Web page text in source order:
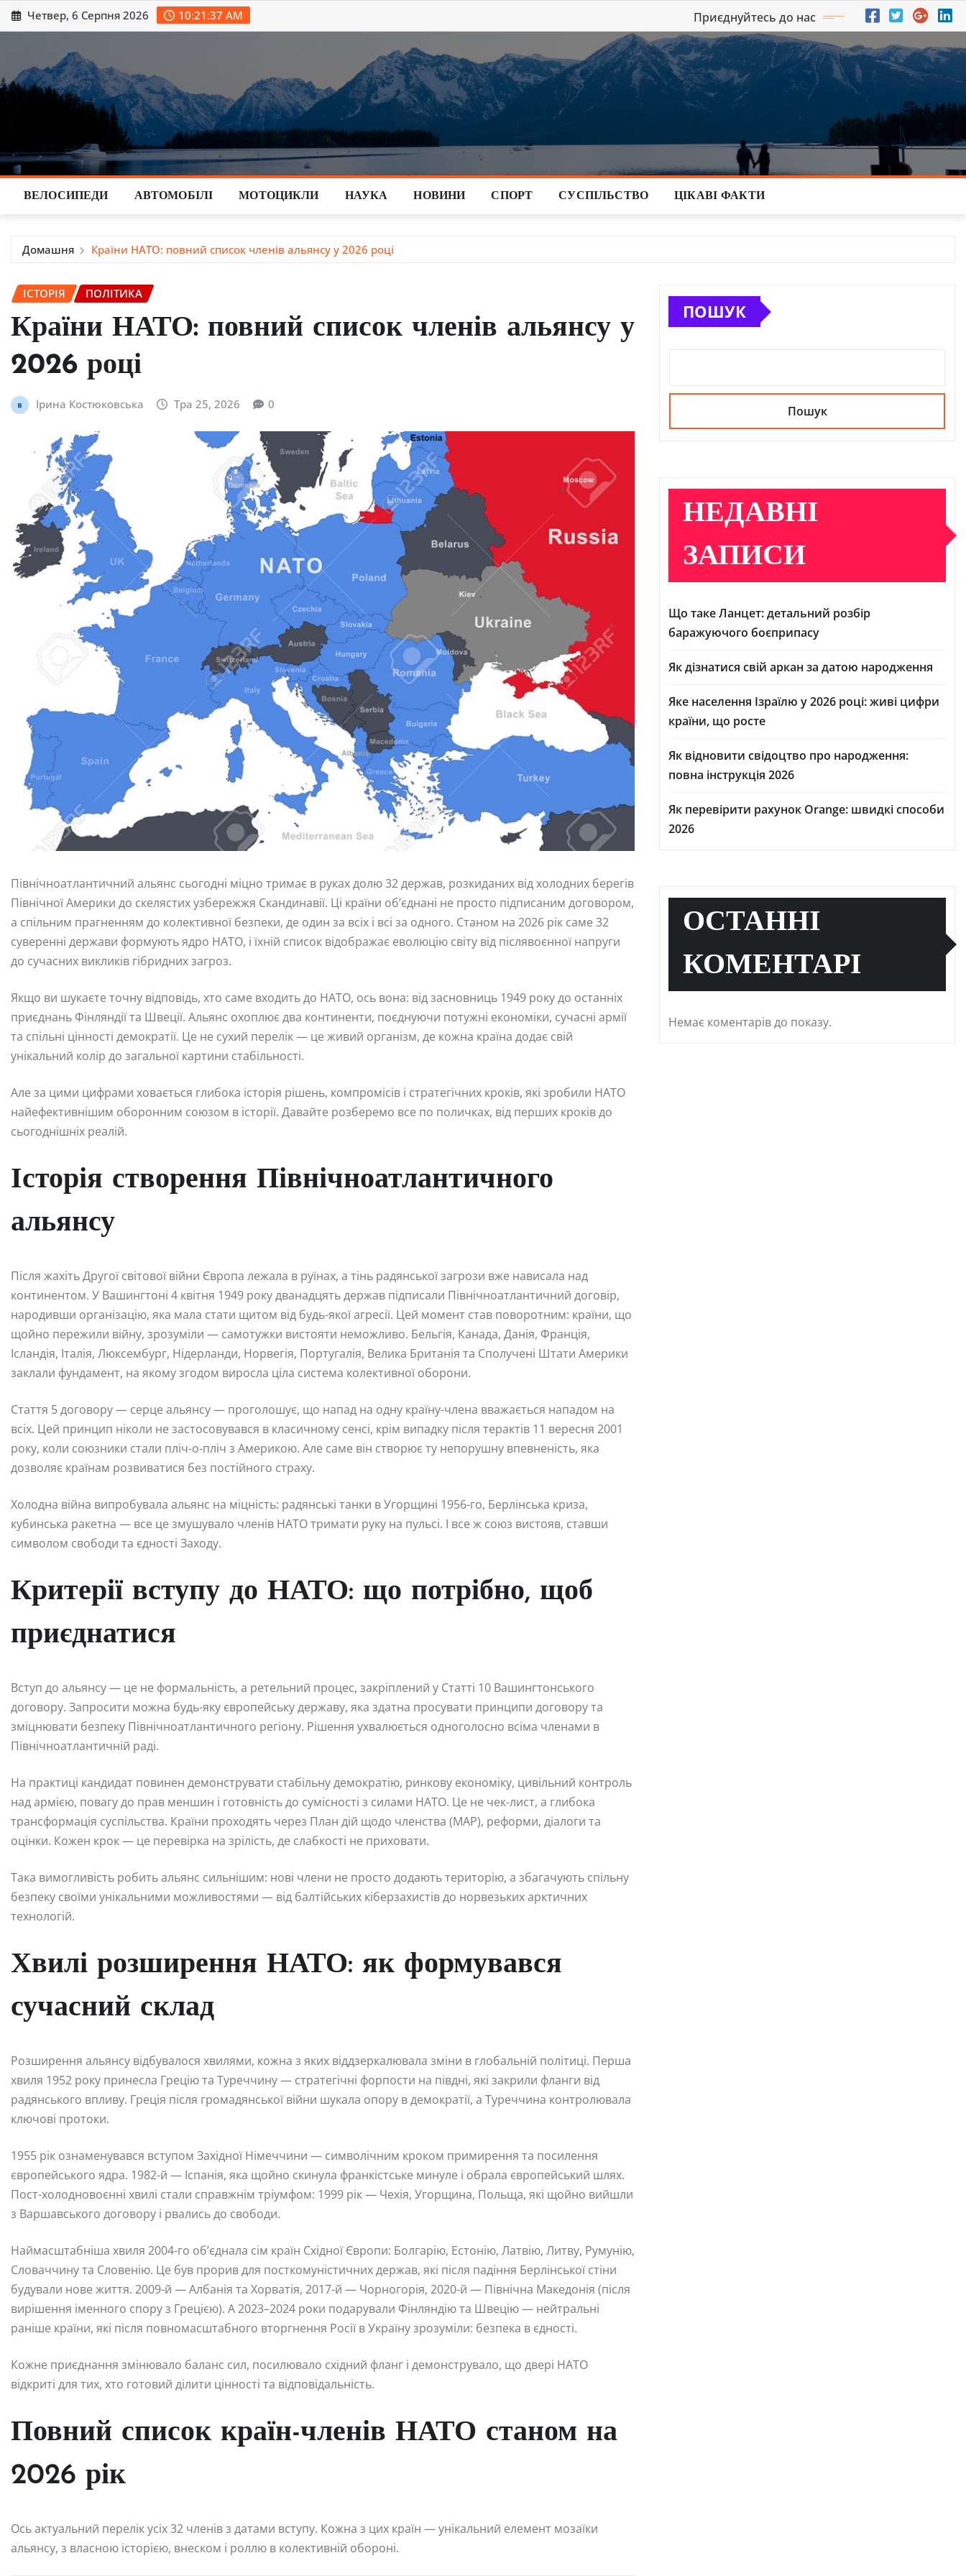
Перейти
до
Четвер, 6 Серпня 2026 10:21:38 AM Приєднуйтесь до нас
ВЕЛОСИПЕДИ АВТОМОБІЛІ МОТОЦИКЛИ НАУКА НОВИНИ СПОРТ СУСПІЛЬСТВО ЦІКАВІ ФАКТИ
Домашня Країни НАТО: повний список членів альянсу у 2026 році
ІСТОРІЯ ПОЛІТИКА
Країни НАТО: повний список членів альянсу у
2026 році
Ірина Костюковська Тра 25, 2026 0
Північноатлантичний альянс сьогодні міцно тримає в руках долю 32 держав, розкиданих від холодних берегів
Північної Америки до скелястих узбережжя Скандинавії. Ці країни об’єднані не просто підписаним договором,
а спільним прагненням до колективної безпеки, де один за всіх і всі за одного. Станом на 2026 рік саме 32
суверенні держави формують ядро НАТО, і їхній список відображає еволюцію світу від післявоєнної напруги
до сучасних викликів гібридних загроз.
Якщо ви шукаєте точну відповідь, хто саме входить до НАТО, ось вона: від засновниць 1949 року до останніх
приєднань Фінляндії та Швеції. Альянс охоплює два континенти, поєднуючи потужні економіки, сучасні армії
та спільні цінності демократії. Це не сухий перелік — це живий організм, де кожна країна додає свій
унікальний колір до загальної картини стабільності.
Але за цими цифрами ховається глибока історія рішень, компромісів і стратегічних кроків, які зробили НАТО
найефективнішим оборонним союзом в історії. Давайте розберемо все по поличках, від перших кроків до
сьогоднішніх реалій.
Історія створення Північноатлантичного
альянсу
Після жахіть Другої світової війни Європа лежала в руїнах, а тінь радянської загрози вже нависала над
континентом. У Вашингтоні 4 квітня 1949 року дванадцять держав підписали Північноатлантичний договір,
народивши організацію, яка мала стати щитом від будь-якої агресії. Цей момент став поворотним: країни, що
щойно пережили війну, зрозуміли — самотужки вистояти неможливо. Бельгія, Канада, Данія, Франція,
Ісландія, Італія, Люксембург, Нідерланди, Норвегія, Португалія, Велика Британія та Сполучені Штати Америки
заклали фундамент, на якому згодом виросла ціла система колективної оборони.
Стаття 5 договору — серце альянсу — проголошує, що напад на одну країну-члена вважається нападом на
всіх. Цей принцип ніколи не застосовувався в класичному сенсі, крім випадку після терактів 11 вересня 2001
року, коли союзники стали пліч-о-пліч з Америкою. Але саме він створює ту непорушну впевненість, яка
дозволяє країнам розвиватися без постійного страху.
Холодна війна випробувала альянс на міцність: радянські танки в Угорщині 1956-го, Берлінська криза,
кубинська ракетна — все це змушувало членів НАТО тримати руку на пульсі. І все ж союз вистояв, ставши
символом свободи та єдності Заходу.
Критерії вступу до НАТО: що потрібно, щоб
приєднатися
Вступ до альянсу — це не формальність, а ретельний процес, закріплений у Статті 10 Вашингтонського
договору. Запросити можна будь-яку європейську державу, яка здатна просувати принципи договору та
зміцнювати безпеку Північноатлантичного регіону. Рішення ухвалюється одноголосно всіма членами в
Північноатлантичній раді.
На практиці кандидат повинен демонструвати стабільну демократію, ринкову економіку, цивільний контроль
над армією, повагу до прав меншин і готовність до сумісності з силами НАТО. Це не чек-лист, а глибока
трансформація суспільства. Країни проходять через План дій щодо членства (MAP), реформи, діалоги та
оцінки. Кожен крок — це перевірка на зрілість, де слабкості не приховати.
Така вимогливість робить альянс сильнішим: нові члени не просто додають територію, а збагачують спільну
безпеку своїми унікальними можливостями — від балтійських кіберзахистів до норвезьких арктичних
технологій.
Хвилі розширення НАТО: як формувався
сучасний склад
Розширення альянсу відбувалося хвилями, кожна з яких віддзеркалювала зміни в глобальній політиці. Перша
хвиля 1952 року принесла Грецію та Туреччину — стратегічні форпости на півдні, які закрили фланги від
радянського впливу. Греція після громадянської війни шукала опору в демократії, а Туреччина контролювала
ключові протоки.
1955 рік ознаменувався вступом Західної Німеччини — символічним кроком примирення та посилення
європейського ядра. 1982-й — Іспанія, яка щойно скинула франкістське минуле і обрала європейський шлях.
Пост-холодновоєнні хвилі стали справжнім тріумфом: 1999 рік — Чехія, Угорщина, Польща, які щойно вийшли
з Варшавського договору і рвались до свободи.
Наймасштабніша хвиля 2004-го об’єднала сім країн Східної Європи: Болгарію, Естонію, Латвію, Литву, Румунію,
Словаччину та Словенію. Це був прорив для посткомуністичних держав, які після падіння Берлінської стіни
будували нове життя. 2009-й — Албанія та Хорватія, 2017-й — Чорногорія, 2020-й — Північна Македонія (після
вирішення іменного спору з Грецією). А 2023–2024 роки подарували Фінляндію та Швецію — нейтральні
раніше країни, які після повномасштабного вторгнення Росії в Україну зрозуміли: безпека в єдності.
Кожне приєднання змінювало баланс сил, посилювало східний фланг і демонструвало, що двері НАТО
відкриті для тих, хто готовий ділити цінності та відповідальність.
Повний список країн-членів НАТО станом на
2026 рік
Ось актуальний перелік усіх 32 членів з датами вступу. Кожна з цих країн — унікальний елемент мозаїки
альянсу, з власною історією, внеском і роллю в колективній обороні.
ПОШУК
Пошук
НЕДАВНІ
ЗАПИСИ
Що таке Ланцет: детальний розбір
баражуючого боєприпасу
Як дізнатися свій аркан за датою народження
Яке населення Ізраїлю у 2026 році: живі цифри
країни, що росте
Як відновити свідоцтво про народження:
повна інструкція 2026
Як перевірити рахунок Orange: швидкі способи
2026
ОСТАННІ
КОМЕНТАРІ
Немає коментарів до показу.